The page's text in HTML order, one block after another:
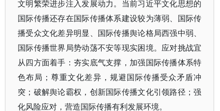
文明繁荣进步注入发展动力。当前习近平文化思想的
国际传播还存在国际传播体系建设较为薄弱、国际传
播受众文化差异明显、国际传播舆论格局西强中弱、
国际传播世界局势动荡不安等现实困境。应对挑战宜
从四方面着手：夯实底气支撑，加强国际传播体系特
色布局；尊重文化差异，规避国际传播受众矛盾冲
突；破解舆论霸权，创新国际传播文化引领路径；强
化风险应对，营造国际传播有利发展环境。